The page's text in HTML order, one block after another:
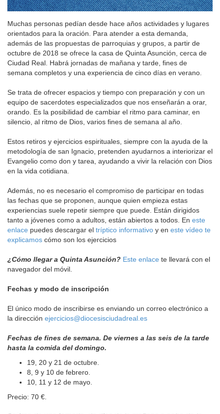
Muchas personas pedían desde hace años actividades y lugares
orientados para la oración. Para atender a esta demanda,
además de las propuestas de parroquias y grupos, a partir de
octubre de 2018 se ofrece la casa de Quinta Asunción, cerca de
Ciudad Real. Habrá jornadas de mañana y tarde, fines de
semana completos y una experiencia de cinco días en verano.
Se trata de ofrecer espacios y tiempo con preparación y con un
equipo de sacerdotes especializados que nos enseñarán a orar,
orando. Es la posibilidad de cambiar el ritmo para caminar, en
silencio, al ritmo de Dios, varios fines de semana al año.
Estos retiros y ejercicios espirituales, siempre con la ayuda de la
metodología de san Ignacio, pretenden ayudarnos a interiorizar el
Evangelio como don y tarea, ayudando a vivir la relación con Dios
en la vida cotidiana.
Además, no es necesario el compromiso de participar en todas
las fechas que se proponen, aunque quien empieza estas
experiencias suele repetir siempre que puede. Están dirigidos
tanto a jóvenes como a adultos, están abiertos a todos. En este
enlace puedes descargar el tríptico informativo y en este vídeo te
explicamos cómo son los ejercicios
¿Cómo llegar a Quinta Asunción? Este enlace te llevará con el
navegador del móvil.
Fechas y modo de inscripción
El único modo de inscribirse es enviando un correo electrónico a
la dirección ejercicios@diocesisciudadreal.es
Fechas de fines de semana. De viernes a las seis de la tarde
hasta la comida del domingo.
19, 20 y 21 de octubre.
8, 9 y 10 de febrero.
10, 11 y 12 de mayo.
Precio: 70 €.